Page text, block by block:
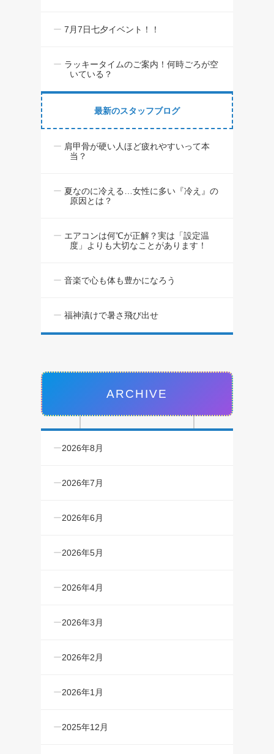
7月7日七夕イベント！！
ラッキータイムのご案内！何時ごろが空
いている？
最新のスタッフブログ
肩甲骨が硬い人ほど疲れやすいって本
当？
夏なのに冷える…女性に多い『冷え』の
原因とは？
エアコンは何℃が正解？実は「設定温
度」よりも大切なことがあります！
音楽で心も体も豊かになろう
福神漬けで暑さ飛び出せ
ARCHIVE
2026年8月
2026年7月
2026年6月
2026年5月
2026年4月
2026年3月
2026年2月
2026年1月
2025年12月